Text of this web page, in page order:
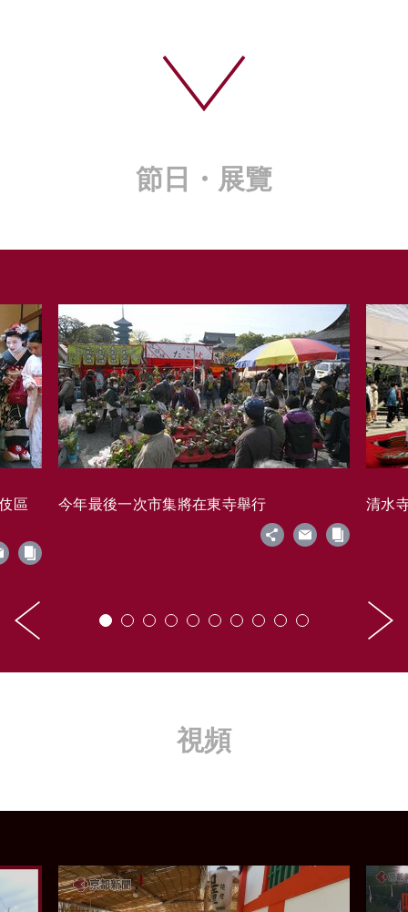
節日・展覽
區 今年最後一次市集將在東寺舉行 清水
視頻